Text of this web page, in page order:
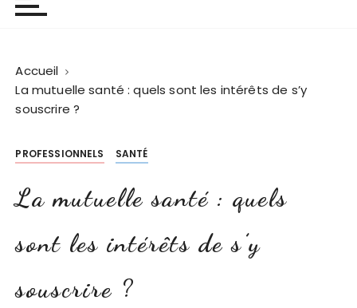
Accueil
La mutuelle santé : quels sont les intérêts de s’y
souscrire ?
PROFESSIONNELS SANTÉ
La mutuelle santé : quels
sont les intérêts de s’y
souscrire ?